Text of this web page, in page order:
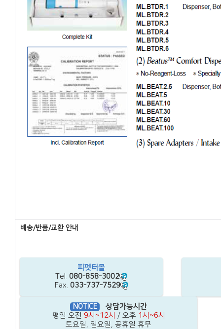
배송/반품/교환 안내
피펫터몰
Tel. 080-858-3002
Fax. 033-737-7529
NOTICE
상담가능시간
평일 오전 9시~12시 / 오후 1시~6시
토요일, 일요일, 공휴일 휴무